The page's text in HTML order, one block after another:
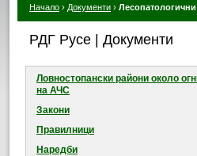
Начало › Документи ›
РДГ Русе | Документи
Ловностопански райони около
на АЧС
Закони
Правилници
Наредби